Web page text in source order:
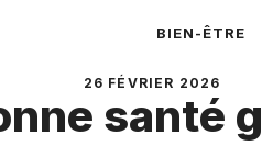
BIEN-ÊTRE
26 FÉVRIER 2026
santé